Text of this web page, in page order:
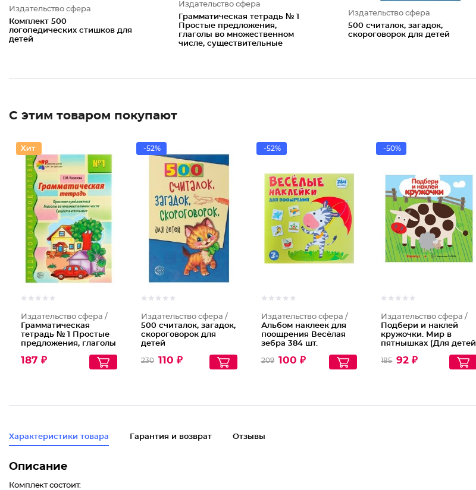
Издательство сфера
Комплект 500
логопедических стишков для
детей
Издательство сфера
Грамматическая тетрадь № 1
Простые предложения,
глаголы во множественном
числе, существительные
Издательство сфера
500 считалок, загадок,
скороговорок для детей
С этим товаром покупают
Издательство сфера /
Грамматическая
тетрадь № 1 Простые
предложения, глаголы
числе,
существительные
187 ₽
-52%
Издательство сфера /
500 считалок, загадок,
скороговорок для
детей
230 110 ₽
-52%
Издательство сфера /
Альбом наклеек для
поощрения Весёлая
зебра 384 шт.
209 100 ₽
-50%
Издательство сфера /
Подбери и наклей
кружочки. Мир в
пятнышках (Для детей
185 92 ₽
Характеристики товара Гарантия и возврат Отзывы
Описание
Комплект состоит: